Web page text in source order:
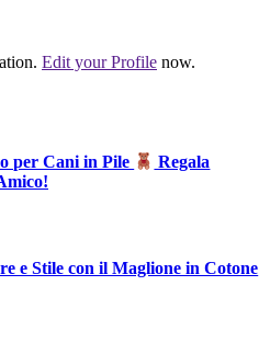
Edit your Profile now.
per Cani in Pile
Regala
e Stile con il Maglione in Cotone